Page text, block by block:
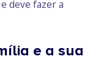
deve fazer a
e a sua